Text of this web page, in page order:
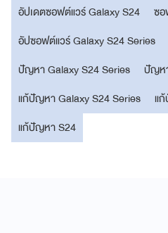
อัปเดตซอฟต์แวร์ Galaxy S24
ซ
อัปซอฟต์แวร์ Galaxy S24 Series
ปัญหา Galaxy S24 Series
ปัญห
แก้ปัญหา Galaxy S24 Series
แ
แก้ปัญหา S24